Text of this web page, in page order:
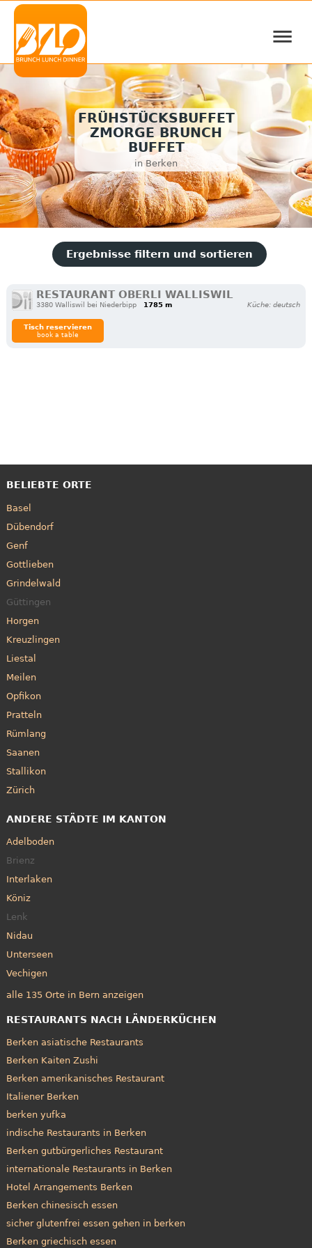
≡
FRÜHSTÜCKSBUFFET
ZMORGE BRUNCH
BUFFET
in Berken
Ergebnisse filtern und sortieren
RESTAURANT OBERLI WALLISWIL
3380 Walliswil bei Niederbipp 1785 m Küche: deutsch
Tisch reservieren
book a table
BELIEBTE ORTE
Basel
Dübendorf
Genf
Gottlieben
Grindelwald
Güttingen
Horgen
Kreuzlingen
Liestal
Meilen
Opfikon
Pratteln
Rümlang
Saanen
Stallikon
Zürich
ANDERE STÄDTE IM KANTON
Adelboden
Brienz
Interlaken
Köniz
Lenk
Nidau
Unterseen
Vechigen
alle 135 Orte in Bern anzeigen
RESTAURANTS NACH LÄNDERKÜCHEN
Berken asiatische Restaurants
Berken Kaiten Zushi
Berken amerikanisches Restaurant
Italiener Berken
berken yufka
indische Restaurants in Berken
Berken gutbürgerliches Restaurant
internationale Restaurants in Berken
Hotel Arrangements Berken
Berken chinesisch essen
sicher glutenfrei essen gehen in berken
Berken griechisch essen